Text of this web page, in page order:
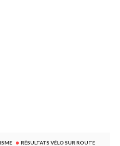
RÉSULTATS VÉLO SUR ROUTE